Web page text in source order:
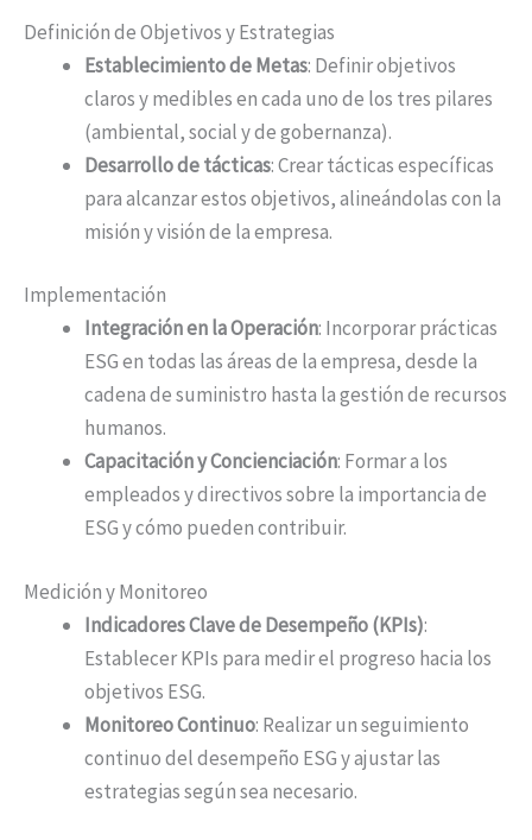
Definición de Objetivos y Estrategias
Establecimiento de Metas: Definir objetivos
claros y medibles en cada uno de los tres pilares
(ambiental, social y de gobernanza).
Desarrollo de tácticas: Crear tácticas específicas
para alcanzar estos objetivos, alineándolas con la
misión y visión de la empresa.
Implementación
Integración en la Operación: Incorporar prácticas
ESG en todas las áreas de la empresa, desde la
cadena de suministro hasta la gestión de recursos
humanos.
Capacitación y Concienciación: Formar a los
empleados y directivos sobre la importancia de
ESG y cómo pueden contribuir.
Medición y Monitoreo
Indicadores Clave de Desempeño (KPIs):
Establecer KPIs para medir el progreso hacia los
objetivos ESG.
Monitoreo Continuo: Realizar un seguimiento
continuo del desempeño ESG y ajustar las
estrategias según sea necesario.